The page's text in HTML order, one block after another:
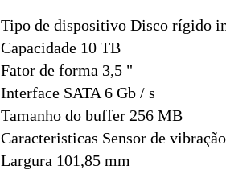
Tipo de dispositivo Disco rígido
Capacidade 10 TB
Fator de forma 3,5 "
Interface SATA 6 Gb / s
Tamanho do buffer 256 MB
Caracteristicas Sensor de
Largura 101,85 mm